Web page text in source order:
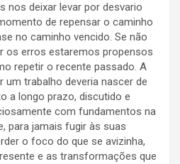
nos deixar levar por desvario
de repensar o caminho
no caminho vencido. Se não
os erros estaremos propensos
repetir o recente passado. A
um trabalho deveria nascer de
a longo prazo, discutido e
com fundamentos na
para jamais fugir às suas
o foco do que se avizinha,
e as transformações que